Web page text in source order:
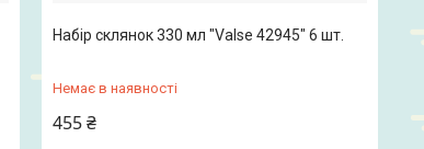
Набір склянок 330 мл "Valse 42945" 6 шт.
Немає в наявності
455 ₴